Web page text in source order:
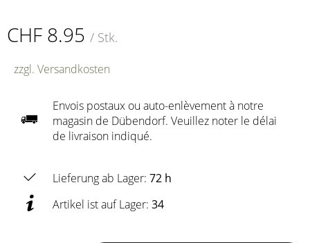
CHF 8.95 / Stk.
zzgl. Versandkosten
Envois postaux ou auto-enlèvement à notre
magasin de Dübendorf. Veuillez noter le délai
de livraison indiqué.
Lieferung ab Lager: 72 h
Artikel ist auf Lager: 34